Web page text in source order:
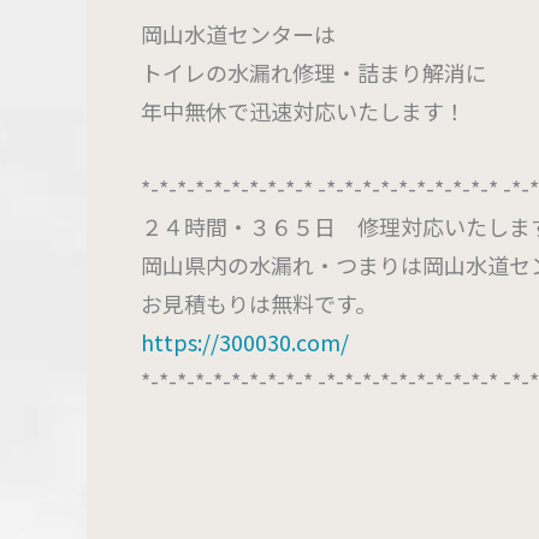
岡山水道センターは
トイレの水漏れ修理・詰まり解消に
年中無休で迅速対応いたします！
*-*-*-*-*-*-*-*-*-* -*-*-*-*-*-*-*-*-*-* -*-
２４時間・３６５日 修理対応いたしま
岡山県内の水漏れ・つまりは岡山水道セ
お見積もりは無料です。
https://300030.com/
*-*-*-*-*-*-*-*-*-* -*-*-*-*-*-*-*-*-*-* -*-